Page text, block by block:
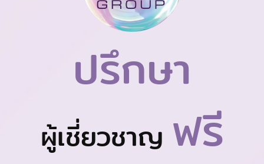
ปรึกษา
ผู้เชี่ยวชาญ ฟรี